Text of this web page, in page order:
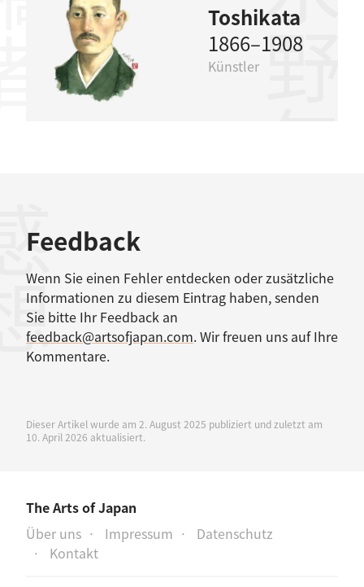
Toshikata
1866–1908
Künstler水野年方
Feedback
Wenn Sie einen Fehler entdecken oder zusätzliche
Informationen zu diesem Eintrag haben, senden
Sie bitte Ihr Feedback an
feedback@artsofjapan.com. Wir freuen uns auf Ihre
Kommentare.
Dieser Artikel wurde am 2. August 2025 publiziert und zuletzt am
10. April 2026 aktualisiert.
The Arts of Japan
Über uns
Impressum
Datenschutz
Kontakt